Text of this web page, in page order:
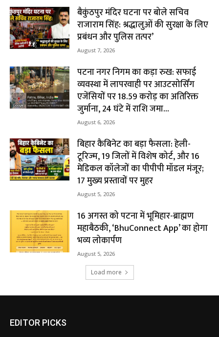
बैकुंठपुर मंदिर घटना पर बोले सचिव
राजाराम सिंह: श्रद्धालुओं की सुरक्षा के लिए
प्रबंधन और पुलिस तत्पर’
August 7, 2026
पटना नगर निगम का कड़ा रुख: सफाई
व्यवस्था में लापरवाही पर आउटसोर्सिंग
एजेंसियों पर ₹18.59 करोड़ का अतिरिक्त
जुर्माना, 24 घंटे में राशि जमा...
August 6, 2026
बिहार कैबिनेट का बड़ा फैसला: हेली-
टूरिज्म, 19 जिलों में विशेष कोर्ट, और 16
मेडिकल कॉलेजों का पीपीपी मॉडल मंजूर;
17 मुख्य प्रस्तावों पर मुहर
August 5, 2026
16 अगस्त को पटना में भूमिहार-ब्राह्मण
महाबैठकी, ‘BhuConnect App’ का होगा
भव्य लोकार्पण
August 5, 2026
Load more
EDITOR PICKS